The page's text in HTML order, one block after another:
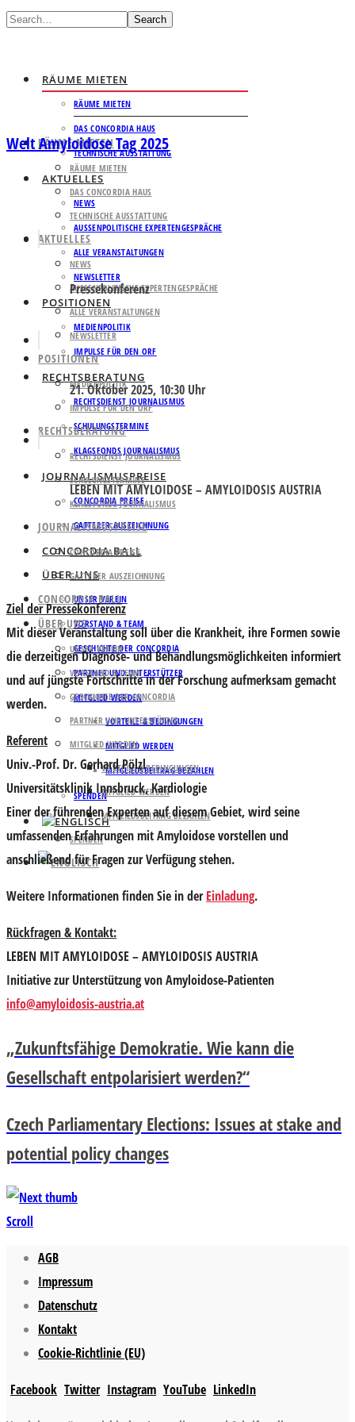
Search
RÄUME MIETEN
RÄUME MIETEN
DAS CONCORDIA HAUS
TECHNISCHE AUSSTATTUNG
AKTUELLES
NEWS
AUSSENPOLITISCHE EXPERTENGESPRÄCHE
ALLE VERANSTALTUNGEN
NEWSLETTER
POSITIONEN
MEDIENPOLITIK
IMPULSE FÜR DEN ORF
RECHTSBERATUNG
RECHTSDIENST JOURNALISMUS
SCHULUNGSTERMINE
KLAGSFONDS JOURNALISMUS
JOURNALISMUSPREISE
CONCORDIA PREISE
GATTERER AUSZEICHNUNG
CONCORDIA BALL
ÜBER UNS
UNSER VEREIN
VORSTAND & TEAM
GESCHICHTE DER CONCORDIA
PARTNER UND UNTERSTÜTZER
MITGLIED WERDEN
VORTEILE & BEDINGUNGEN
MITGLIED WERDEN
MITGLIEDSBEITRAG BEZAHLEN
SPENDEN
RÄUME MIETEN
RÄUME MIETEN
DAS CONCORDIA HAUS
TECHNISCHE AUSSTATTUNG
AKTUELLES
NEWS
AUSSENPOLITISCHE EXPERTENGESPRÄCHE
ALLE VERANSTALTUNGEN
NEWSLETTER
POSITIONEN
MEDIENPOLITIK
IMPULSE FÜR DEN ORF
RECHTSBERATUNG
RECHTSDIENST JOURNALISMUS
SCHULUNGSTERMINE
KLAGSFONDS JOURNALISMUS
JOURNALISMUSPREISE
CONCORDIA PREISE
GATTERER AUSZEICHNUNG
CONCORDIA BALL
ÜBER UNS
UNSER VEREIN
VORSTAND & TEAM
GESCHICHTE DER CONCORDIA
PARTNER UND UNTERSTÜTZER
MITGLIED WERDEN
VORTEILE & BEDINGUNGEN
MITGLIED WERDEN
MITGLIEDSBEITRAG BEZAHLEN
SPENDEN
Welt Amyloidose Tag 2025
Pressekonferenz
21. Oktober 2025, 10:30 Uhr
LEBEN MIT AMYLOIDOSE – AMYLOIDOSIS AUSTRIA
Ziel der Pressekonferenz
Mit dieser Veranstaltung soll über die Krankheit, ihre Formen sowie
die derzeitigen Diagnose- und Behandlungsmöglichkeiten informiert
und auf jüngste Fortschritte in der Forschung aufmerksam gemacht
werden.
Referent
Univ.-Prof. Dr.Gerhard Pölzl
Universitätsklinik Innsbruck, Kardiologie
Einer der führenden Experten auf diesem Gebiet, wird seine
umfassenden Erfahrungen mit Amyloidose vorstellen und
anschließend für Fragen zur Verfügung stehen.
Weitere Informationen finden Sie in derEinladung.
Rückfragen & Kontakt:
LEBEN MIT AMYLOIDOSE – AMYLOIDOSIS AUSTRIA
Initiative zur Unterstützung von Amyloidose-Patienten
info@amyloidosis-austria.at
„Zukunftsfähige Demokratie. Wie kann die
Gesellschaft entpolarisiert werden?“
Czech Parliamentary Elections: Issues at stake and
potential policy changes
Scroll
AGB
Impressum
Datenschutz
Kontakt
Cookie-Richtlinie (EU)
Facebook Twitter Instagram YouTube LinkedIn